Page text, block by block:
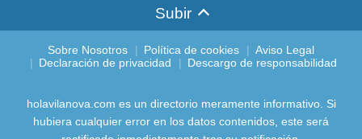
Subir
Sobre Nosotros Política de cookies
Aviso Legal
Declaración de privacidad
Descargo de responsabilidad
holavilanova.com es un directorio meramente informativo. Si
hubiera cualquier error en los datos contenidos, este será